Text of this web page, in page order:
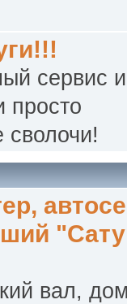
сервис и
просто
сволочи!
вал,